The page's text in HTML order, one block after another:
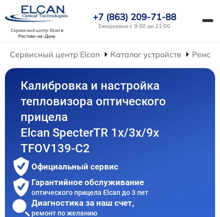
Сервисный центр Elcanв
Ростове-на-Дону
+7 (863) 209-71-88
Ежедневно с 9:00 до 21:00
Сервисный центр Elcan Каталог устройств
Калибровка и настройка
тепловизора оптического
прицела
Elcan SpecterTR 1x/3x/9x
TFOV139-C2
Официальный сервис
Гарантийное обслуживание
оптического прицела Elcan до 3 лет
Диагностика за наш счет,
ремонт по желанию